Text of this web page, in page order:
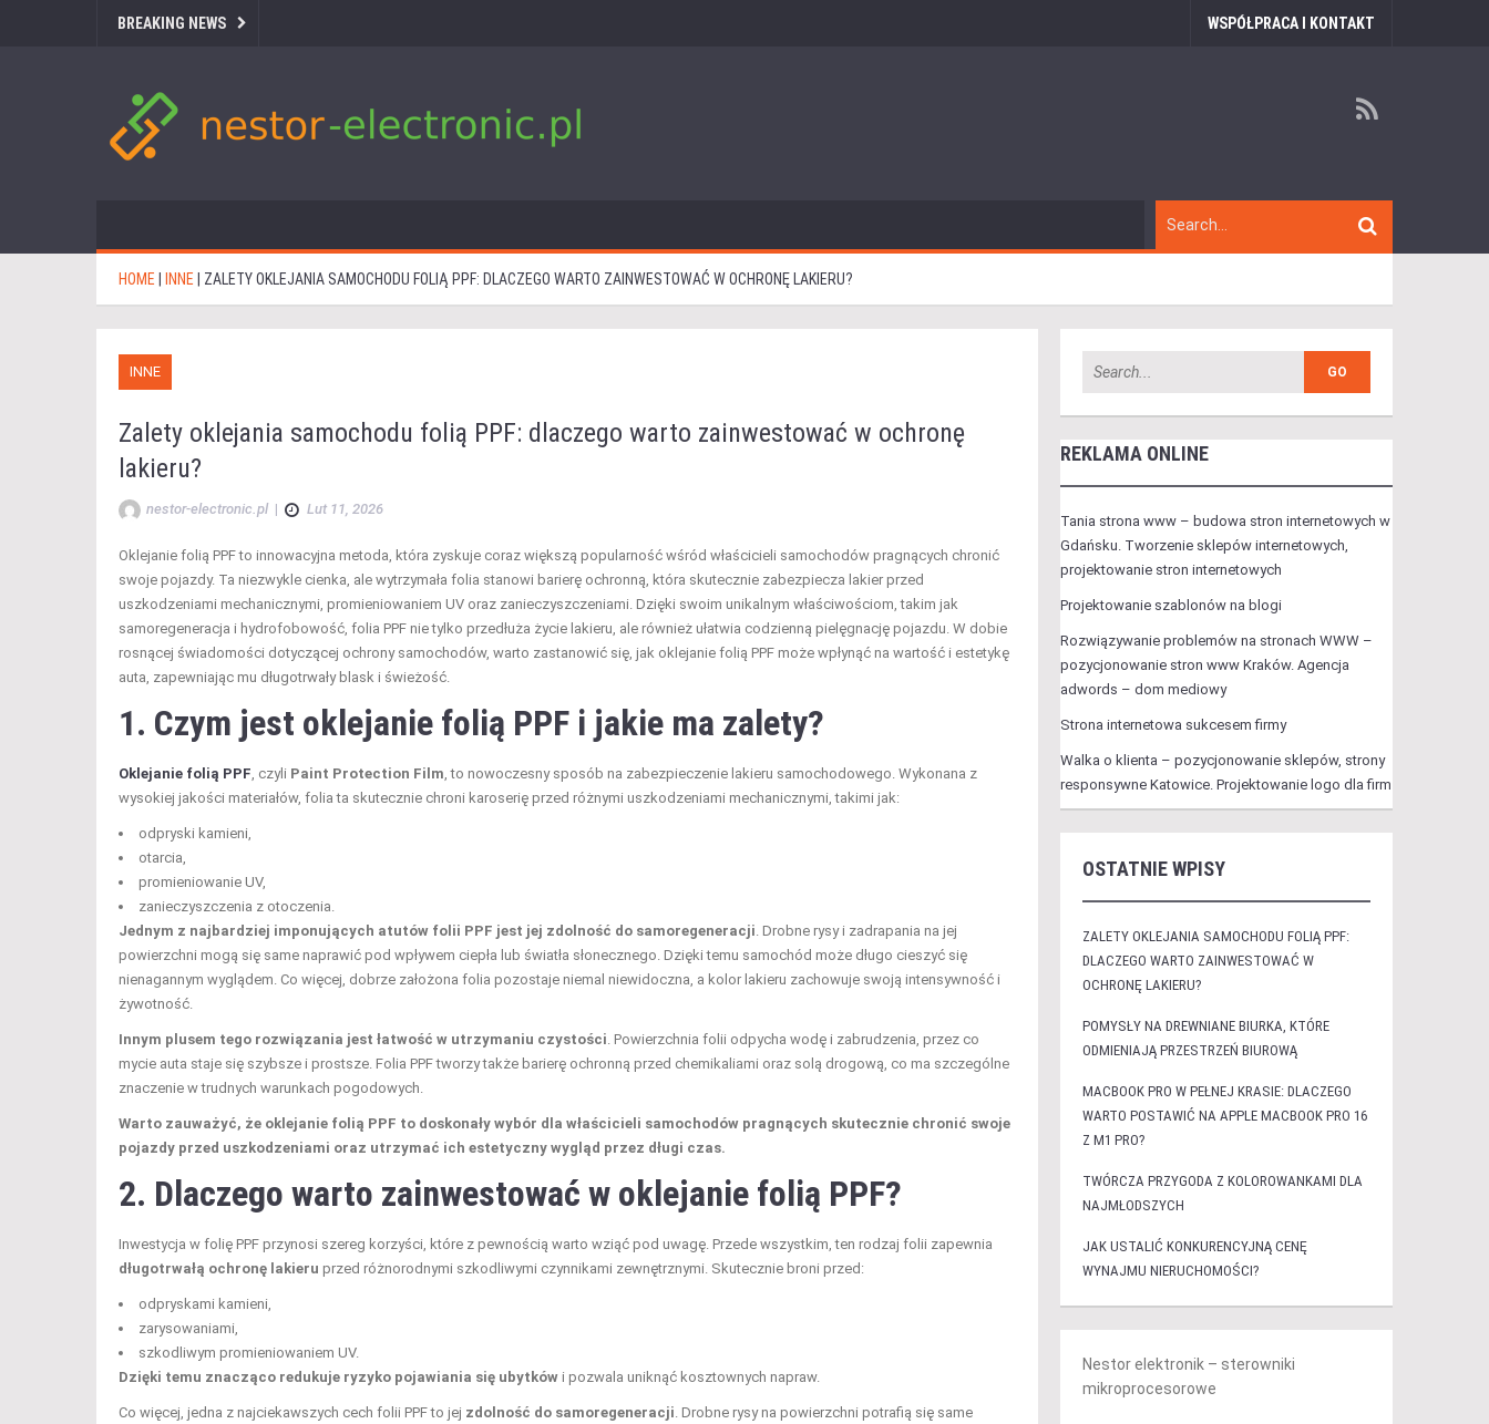
BREAKING NEWS WSPÓŁPRACA I KONTAKT
HOME INNE ZALETY OKLEJANIA SAMOCHODU FOLIĄ PPF: DLACZEGO WARTO ZAINWESTOWAĆ W OCHRONĘ LAKIERU?
INNE
Zalety oklejania samochodu folią PPF: dlaczego warto zainwestować w ochronę
lakieru?
nestor-electronic.pl | Lut 11, 2026
Oklejanie folią PPF to innowacyjna metoda, która zyskuje coraz większą popularność wśród właścicieli samochodów pragnących chronić
swoje pojazdy. Ta niezwykle cienka, ale wytrzymała folia stanowi barierę ochronną, która skutecznie zabezpiecza lakier przed
uszkodzeniami mechanicznymi, promieniowaniem UV oraz zanieczyszczeniami. Dzięki swoim unikalnym właściwościom, takim jak
samoregeneracja i hydrofobowość, folia PPF nie tylko przedłuża życie lakieru, ale również ułatwia codzienną pielęgnację pojazdu. W dobie
rosnącej świadomości dotyczącej ochrony samochodów, warto zastanowić się, jak oklejanie folią PPF może wpłynąć na wartość i estetykę
auta, zapewniając mu długotrwały blask i świeżość.
1. Czym jest oklejanie folią PPF i jakie ma zalety?
Oklejanie folią PPF, czyli Paint Protection Film, to nowoczesny sposób na zabezpieczenie lakieru samochodowego. Wykonana z
wysokiej jakości materiałów, folia ta skutecznie chroni karoserię przed różnymi uszkodzeniami mechanicznymi, takimi jak:
odpryski kamieni,
otarcia,
promieniowanie UV,
zanieczyszczenia z otoczenia.
Jednym z najbardziej imponujących atutów folii PPF jest jej zdolność do samoregeneracji. Drobne rysy i zadrapania na jej
powierzchni mogą się same naprawić pod wpływem ciepła lub światła słonecznego. Dzięki temu samochód może długo cieszyć się
nienagannym wyglądem. Co więcej, dobrze założona folia pozostaje niemal niewidoczna, a kolor lakieru zachowuje swoją intensywność i
żywotność.
Innym plusem tego rozwiązania jest łatwość w utrzymaniu czystości. Powierzchnia folii odpycha wodę i zabrudzenia, przez co
mycie auta staje się szybsze i prostsze. Folia PPF tworzy także barierę ochronną przed chemikaliami oraz solą drogową, co ma szczególne
znaczenie w trudnych warunkach pogodowych.
Warto zauważyć, że oklejanie folią PPF to doskonały wybór dla właścicieli samochodów pragnących skutecznie chronić swoje
pojazdy przed uszkodzeniami oraz utrzymać ich estetyczny wygląd przez długi czas.
2. Dlaczego warto zainwestować w oklejanie folią PPF?
Inwestycja w folię PPF przynosi szereg korzyści, które z pewnością warto wziąć pod uwagę. Przede wszystkim, ten rodzaj folii zapewnia
długotrwałą ochronę lakieru przed różnorodnymi szkodliwymi czynnikami zewnętrznymi. Skutecznie broni przed:
odpryskami kamieni,
zarysowaniami,
szkodliwym promieniowaniem UV.
Dzięki temu znacząco redukuje ryzyko pojawiania się ubytków i pozwala uniknąć kosztownych napraw.
Co więcej, jedna z najciekawszych cech folii PPF to jej zdolność do samoregeneracji. Drobne rysy na powierzchni potrafią się same
REKLAMA ONLINE
Tania strona www – budowa stron internetowych w
Gdańsku. Tworzenie sklepów internetowych,
projektowanie stron internetowych
Projektowanie szablonów na blogi
Rozwiązywanie problemów na stronach WWW –
pozycjonowanie stron www Kraków. Agencja
adwords – dom mediowy
Strona internetowa sukcesem firmy
Walka o klienta – pozycjonowanie sklepów, strony
responsywne Katowice. Projektowanie logo dla firm
OSTATNIE WPISY
ZALETY OKLEJANIA SAMOCHODU FOLIĄ PPF:
DLACZEGO WARTO ZAINWESTOWAĆ W
OCHRONĘ LAKIERU?
POMYSŁY NA DREWNIANE BIURKA, KTÓRE
ODMIENIAJĄ PRZESTRZEŃ BIUROWĄ
MACBOOK PRO W PEŁNEJ KRASIE: DLACZEGO
WARTO POSTAWIĆ NA APPLE MACBOOK PRO 16
Z M1 PRO?
TWÓRCZA PRZYGODA Z KOLOROWANKAMI DLA
NAJMŁODSZYCH
JAK USTALIĆ KONKURENCYJNĄ CENĘ
WYNAJMU NIERUCHOMOŚCI?
Nestor elektronik – sterowniki
mikroprocesorowe